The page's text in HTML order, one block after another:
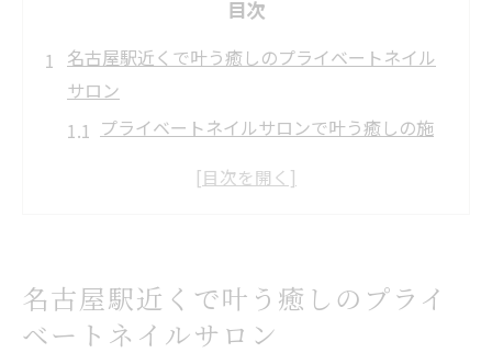
目次
名古屋駅近くで叶う癒しのプライベートネイル
サロン
プライベートネイルサロンで叶う癒しの施
ロン探し
忙しい日常に癒しをくれるネイルサロンの
名古屋駅近くで叶う癒しのプライ
ベートネイルサロン